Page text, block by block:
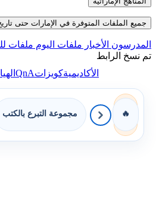
جميع الملفات المتوفرة في الإمارات حتى تاريخ 07-08-
المدرسون الأخبار ملفات اليوم ملفات
تم نسخ الرابط
الأكاديميةكويزاتQnA
🔥 مجموعة التبرع بالكتب